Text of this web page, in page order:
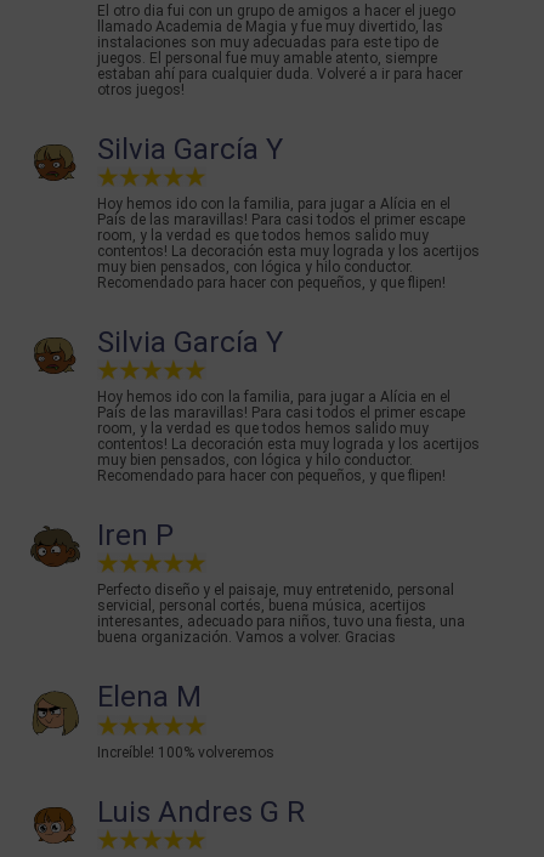
El otro dia fui con un grupo de amigos a hacer el juego
llamado Academia de Magia y fue muy divertido, las
instalaciones son muy adecuadas para este tipo de
juegos. El personal fue muy amable atento, siempre
estaban ahí para cualquier duda. Volveré a ir para hacer
otros juegos!
Silvia García Y
Hoy hemos ido con la familia, para jugar a Alícia en el
País de las maravillas! Para casi todos el primer escape
room, y la verdad es que todos hemos salido muy
contentos! La decoración esta muy lograda y los acertijos
muy bien pensados, con lógica y hilo conductor.
Recomendado para hacer con pequeños, y que flipen!
Silvia García Y
Hoy hemos ido con la familia, para jugar a Alícia en el
País de las maravillas! Para casi todos el primer escape
room, y la verdad es que todos hemos salido muy
contentos! La decoración esta muy lograda y los acertijos
muy bien pensados, con lógica y hilo conductor.
Recomendado para hacer con pequeños, y que flipen!
Iren P
Perfecto diseño y el paisaje, muy entretenido, personal
servicial, personal cortés, buena música, acertijos
interesantes, adecuado para niños, tuvo una fiesta, una
buena organización. Vamos a volver. Gracias
Elena M
Increíble! 100% volveremos
Luis Andres G R